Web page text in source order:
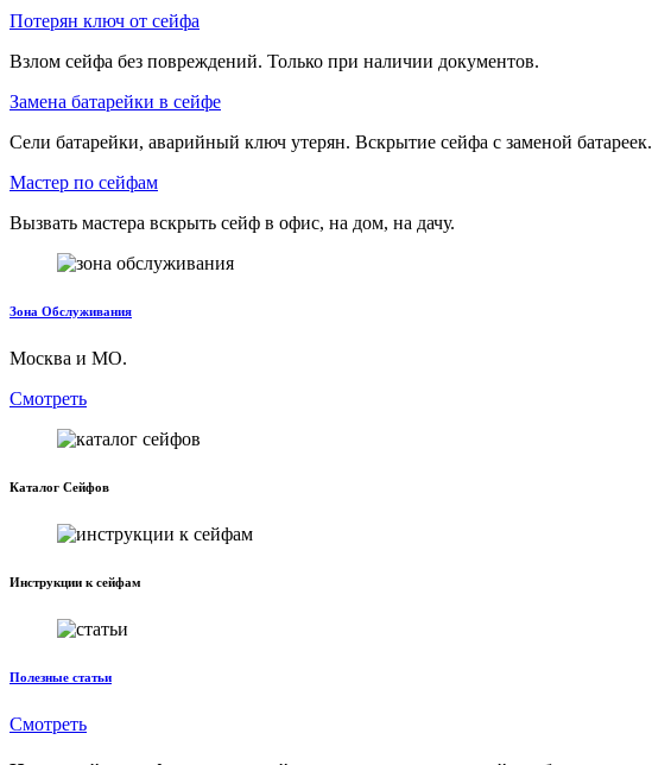
Потерян ключ от сейфа
Взлом сейфа без повреждений. Только при наличии документов.
Замена батарейки в сейфе
Сели батарейки, аварийный ключ утерян. Вскрытие сейфа с заменой батареек.
Мастер по сейфам
Вызвать мастера вскрыть сейф в офис, на дом, на дачу.
Зона Обслуживания
Москва и МО.
Смотреть
Каталог Сейфов
Инструкции к сейфам
Полезные статьи
Смотреть